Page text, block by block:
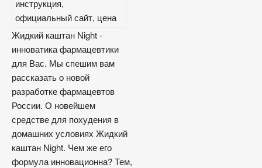
Жидкий каштан Night -
инноватика фармацевтики
для Вас. Мы спешим вам
рассказать о новой
разработке фармацевтов
России. О новейшем
средстве для похудения в
домашних условиях Жидкий
каштан Night. Чем же его
формула инновационна? Тем,